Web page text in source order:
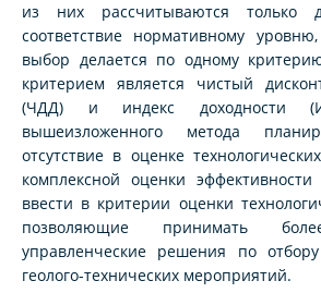
из них рассчитываются только
соответствие нормативному
выбор делается по одному
критерием является чистый
(ЧДД) и индекс доходности
вышеизложенного метода
отсутствие в оценке
комплексной оценки
ввести в критерии оценки
позволяющие принимать
управленческие решения по
геолого-технических мероприятий.